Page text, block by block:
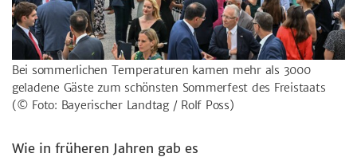
Bei sommerlichen Temperaturen kamen mehr als 3000
geladene Gäste zum schönsten Sommerfest des Freistaats
(© Foto: Bayerischer Landtag / Rolf Poss)
Wie in früheren Jahren gab es